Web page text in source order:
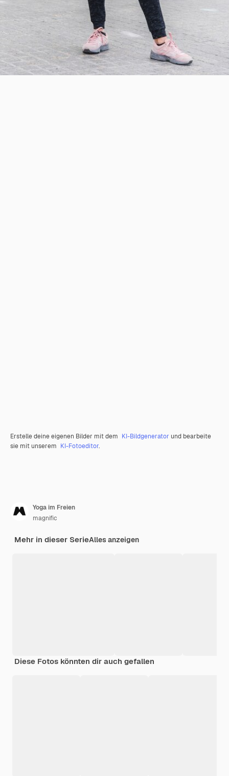
Erstelle deine eigenen Bilder mit dem KI-Bildgenerator und bearbeite
sie mit unserem KI-Fotoeditor.
Yoga im Freien
magnific
Mehr in dieser SerieAlles anzeigen
Diese Fotos könnten dir auch gefallen